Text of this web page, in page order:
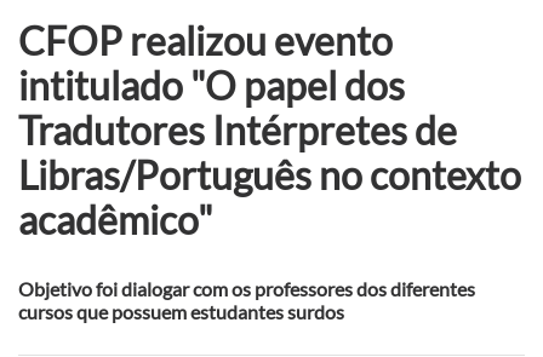
CFOP realizou evento
intitulado "O papel dos
Tradutores Intérpretes de
Libras/Português no contexto
acadêmico"
Objetivo foi dialogar com os professores dos diferentes
cursos que possuem estudantes surdos